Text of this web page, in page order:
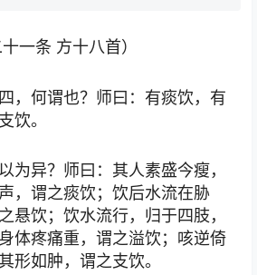
一条 方十八首）
，何谓也？师曰：有痰饮，有
饮。
为异？师曰：其人素盛今瘦，
，谓之痰饮；饮后水流在胁
悬饮；饮水流行，归于四肢，
体疼痛重，谓之溢饮；咳逆倚
形如肿，谓之支饮。